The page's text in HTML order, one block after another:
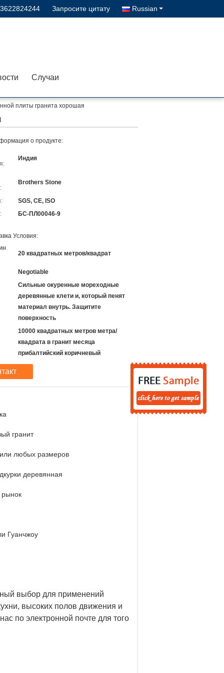
Запросите цитату Russian
Случаи
плиты гранита хорошая
о продукте:
Индия
Brothers Stone
SGS, CE, ISO
БС-ПЛ00046-9
Условия:
20 квадратных метров/квадрат
Negotiable
Сильные окуренные мореходные
деревянные клети и, который пенят
материал внутрь. Защитите
поверхность
10000 квадратных метров метра/
квадрата в гранит месяца
прибалтийский коричневый
гранит
любых размеров
деревянная
Гуанчжоу
выбор для применений
высоких полов движения и
по электронной почте для того